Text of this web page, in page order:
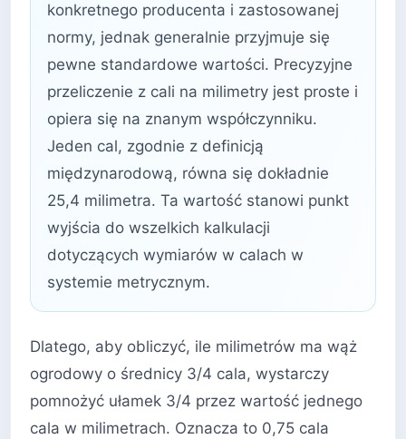
konkretnego producenta i zastosowanej
normy, jednak generalnie przyjmuje się
pewne standardowe wartości. Precyzyjne
przeliczenie z cali na milimetry jest proste i
opiera się na znanym współczynniku.
Jeden cal, zgodnie z definicją
międzynarodową, równa się dokładnie
25,4 milimetra. Ta wartość stanowi punkt
wyjścia do wszelkich kalkulacji
dotyczących wymiarów w calach w
systemie metrycznym.
Dlatego, aby obliczyć, ile milimetrów ma wąż
ogrodowy o średnicy 3/4 cala, wystarczy
pomnożyć ułamek 3/4 przez wartość jednego
cala w milimetrach. Oznacza to 0,75 cala